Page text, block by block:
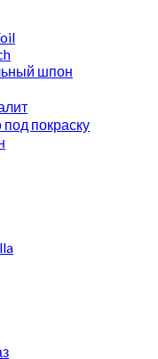
шпон
покраску